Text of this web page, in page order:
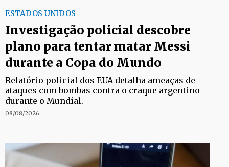
ESTADOS UNIDOS
Investigação policial descobre
plano para tentar matar Messi
durante a Copa do Mundo
Relatório policial dos EUA detalha ameaças de
ataques com bombas contra o craque argentino
durante o Mundial.
08/08/2026